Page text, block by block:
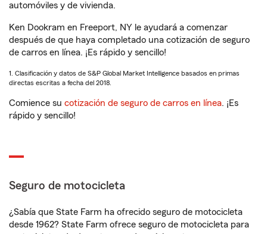
automóviles y de vivienda.
Ken Dookram en Freeport, NY le ayudará a comenzar
después de que haya completado una cotización de seguro
de carros en línea. ¡Es rápido y sencillo!
1. Clasificación y datos de S&P Global Market Intelligence basados en primas
directas escritas a fecha del 2018.
Comience su cotización de seguro de carros en línea. ¡Es
rápido y sencillo!
Seguro de motocicleta
¿Sabía que State Farm ha ofrecido seguro de motocicleta
desde 1962? State Farm ofrece seguro de motocicleta para